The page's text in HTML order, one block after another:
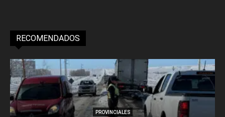
RECOMENDADOS
PROVINCIALES